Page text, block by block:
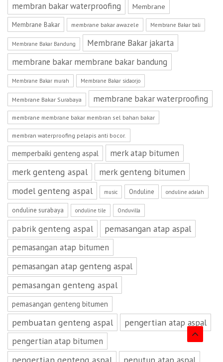
membran bakar waterproofing
Membrane
Membrane Bakar
membrane bakar awazele Membrane Bakar bali
Membrane Bakar Bandung
Membrane Bakar jakarta
membrane bakar membrane bakar bandung
Membrane Bakar murah Membrane Bakar sidaorjo
Membrane Bakar Surabaya membrane bakar waterproofing
membrane membrane bakar membran sel bahan bakar
membran waterproofing pelapis anti bocor.
memperbaiki genteng aspal merk atap bitumen
merk genteng aspal
merk genteng bitumen
model genteng aspal
music Onduline onduline adalah
onduline surabaya onduline tile Onduvilla
pabrik genteng aspal pemasangan atap aspal
pemasangan atap bitumen
pemasangan atap genteng aspal
pemasangan genteng aspal
pemasangan genteng bitumen
pembuatan genteng aspal pengertian atap aspal
pengertian atap bitumen